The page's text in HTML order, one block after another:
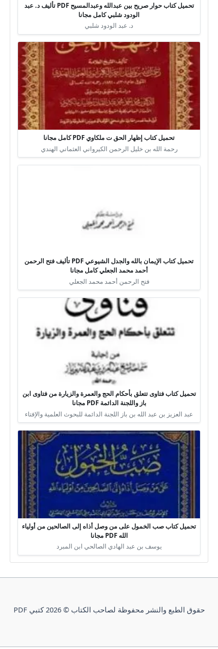
تحميل كتاب حوار صريح بين عبدالله وعبدالمسيح PDF تأليف د. عبد
الودود شلبي كامل مجانا
د. عبد الودود شلبي
تحميل كتاب إظهار الحق ت ملكاوي PDF كامل مجانا
رحمة الله بن خليل الرحمن الكيرواني العثماني الهندي
تحميل كتاب الإيمان بالله والجدل الشيوعي PDF تأليف فتح الرحمن
أحمد محمد الجعلي كامل مجانا
فتح الرحمن أحمد محمد الجعلي
تحميل كتاب فتاوى تتعلق بأحكام الحج والعمرة والزيارة من فتاوى ابن
باز واللجنة الدائمة PDF مجانا
عبد العزيز بن عبد الله بن باز اللجنة الدائمة للبحوث العلمية والإفتاء
تحميل كتاب صب الخمول على من وصل أذاه إلى الصالحين من أولياء
الله PDF مجانا
يوسف بن عبد الهادي الصالحي ابن المبرد
حقوق الطبع والنشر محفوظة لصاحب الكتاب © 2026 كتبي PDF